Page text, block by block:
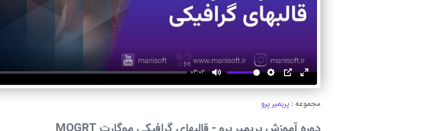
مجموعه : پریمیر پرو
03:02
Mute Settings
PIP Enter